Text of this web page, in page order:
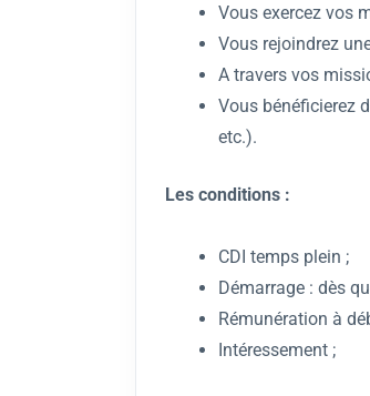
Vous exercez vos
Vous rejoindrez
A travers vos
Vous bénéficierez
etc.).
Les conditions :
CDI temps plein ;
Démarrage : dès
Rémunération à
Intéressement ;